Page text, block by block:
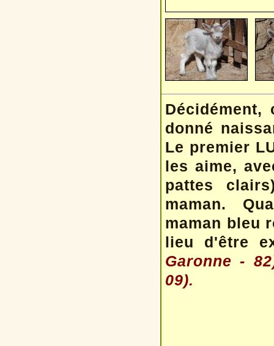
donné
Le premier
les aime,
pattes
maman.
maman bleu
lieu d'être
Garonne -
09).